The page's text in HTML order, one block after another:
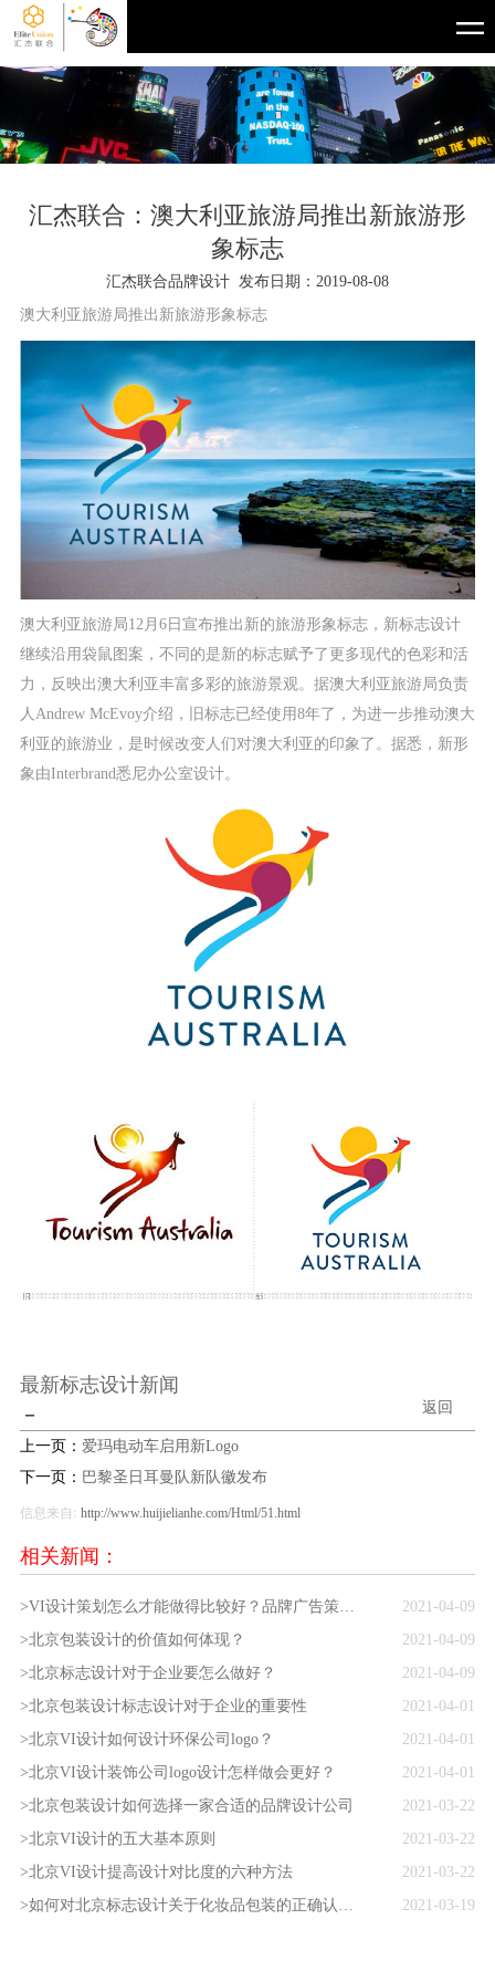
汇杰联合：澳大利亚旅游局推出新旅游形
象标志
汇杰联合品牌设计 发布日期：2019-08-08
澳大利亚旅游局推出新旅游形象标志
澳大利亚旅游局12月6日宣布推出新的旅游形象标志，新标志设计
继续沿用袋鼠图案，不同的是新的标志赋予了更多现代的色彩和活
力，反映出澳大利亚丰富多彩的旅游景观。据澳大利亚旅游局负责
人Andrew McEvoy介绍，旧标志已经使用8年了，为进一步推动澳大
利亚的旅游业，是时候改变人们对澳大利亚的印象了。据悉，新形
象由Interbrand悉尼办公室设计。
最新标志设计新闻
－
返回
上一页： 爱玛电动车启用新Logo
下一页： 巴黎圣日耳曼队新队徽发布
信息来自: http://www.huijielianhe.com/Html/51.html
相关新闻：
>VI设计策划怎么才能做得比较好？品牌广告策划公司的方法
2021-04-09
>北京包装设计的价值如何体现？
2021-04-09
>北京标志设计对于企业要怎么做好？
2021-04-09
>北京包装设计标志设计对于企业的重要性
2021-04-01
>北京VI设计如何设计环保公司logo？
2021-04-01
>北京VI设计装饰公司logo设计怎样做会更好？
2021-04-01
>北京包装设计如何选择一家合适的品牌设计公司
2021-03-22
>北京VI设计的五大基本原则
2021-03-22
>北京VI设计提高设计对比度的六种方法
2021-03-22
>如何对北京标志设计关于化妆品包装的正确认识？
2021-03-19